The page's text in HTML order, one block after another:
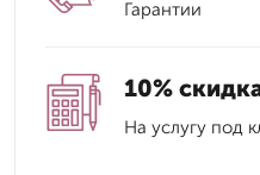
Гарантии
10%
На услугу под